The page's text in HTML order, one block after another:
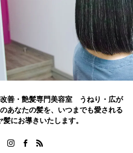
善・艶髪専門美容室 うねり・広が
あなたの髪を、いつまでも愛される
髪にお導きいたします。